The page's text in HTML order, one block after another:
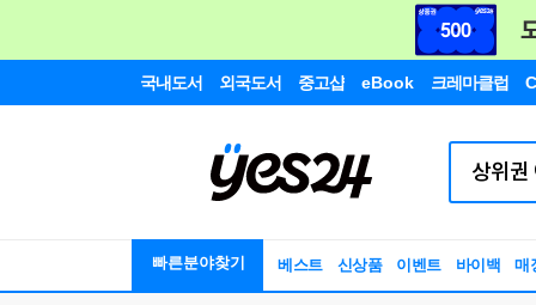
국내도서 외국도서 중고샵 eBook 크레마클럽
빠른분야찾기 베스트 신상품 이벤트 바이백 매